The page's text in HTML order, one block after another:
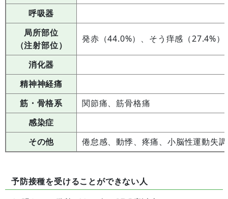
呼吸器
局所部位
（注射部位）
発赤（44.0%）、そう痒感（27.4%
消化器
精神神経痛
筋・骨格系
関節痛、筋骨格痛
感染症
その他
倦怠感、動悸、疼痛、小脳性運動失調
予防接種を受けることができない人